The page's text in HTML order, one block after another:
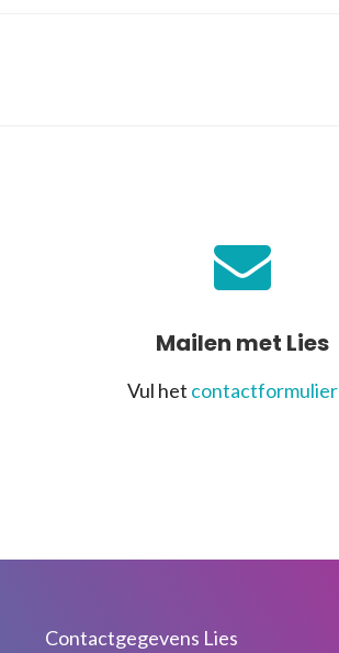
Mailen met Lies
Vul het contactformulier
Contactgegevens Lies